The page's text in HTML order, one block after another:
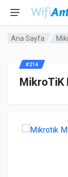
Ana Sayfa
MikroTiK
#214